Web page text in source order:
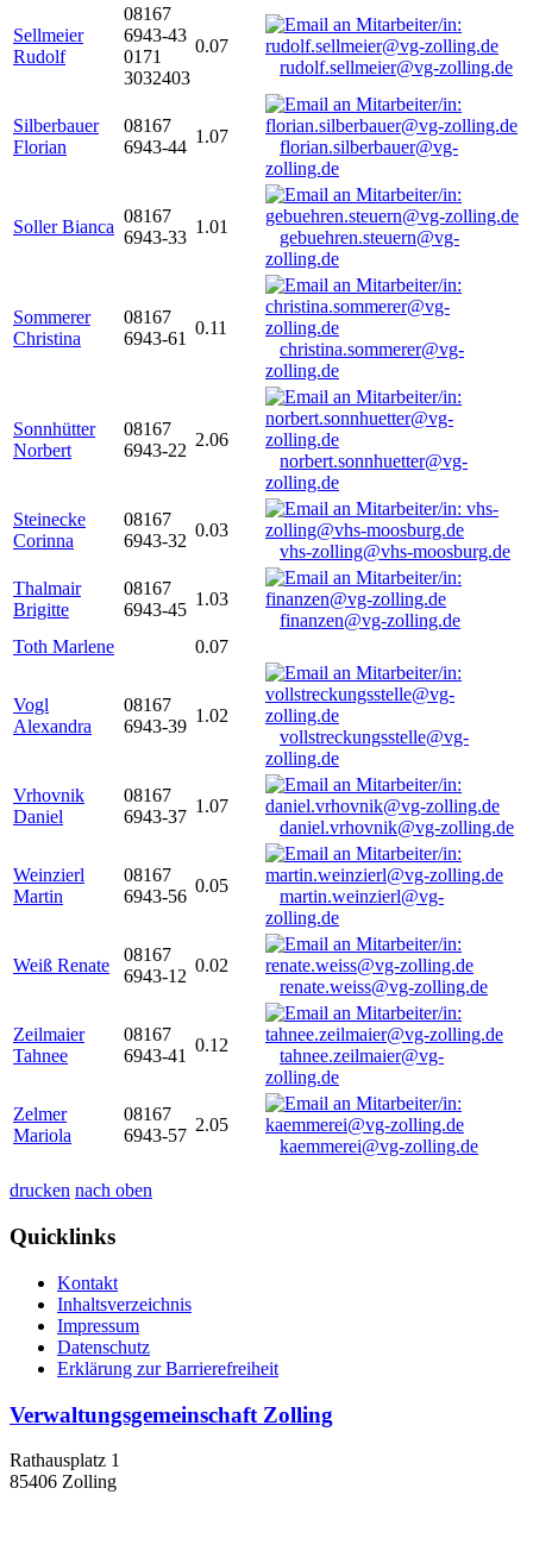
Sellmeier
Rudolf
08167
6943-43
0171
3032403
0.07
rudolf.sellmeier@vg-zolling.de
Silberbauer
Florian
08167
6943-44
1.07
florian.silberbauer@vg-
zolling.de
Soller Bianca
08167
6943-33
1.01
gebuehren.steuern@vg-
zolling.de
Sommerer
Christina
08167
6943-61
0.11
christina.sommerer@vg-
zolling.de
Sonnhütter
Norbert
08167
6943-22
2.06
norbert.sonnhuetter@vg-
zolling.de
Steinecke
Corinna
08167
6943-32
0.03
vhs-zolling@vhs-moosburg.de
Thalmair
Brigitte
08167
6943-45
1.03
finanzen@vg-zolling.de
Toth Marlene
0.07
Vogl
Alexandra
08167
6943-39
1.02
vollstreckungsstelle@vg-
zolling.de
Vrhovnik
Daniel
08167
6943-37
1.07
daniel.vrhovnik@vg-zolling.de
Weinzierl
Martin
08167
6943-56
0.05
martin.weinzierl@vg-
zolling.de
Weiß Renate
08167
6943-12
0.02
renate.weiss@vg-zolling.de
Zeilmaier
Tahnee
08167
6943-41
0.12
tahnee.zeilmaier@vg-
zolling.de
Zelmer
Mariola
08167
6943-57
2.05
kaemmerei@vg-zolling.de
drucken nach oben
Quicklinks
Kontakt
Inhaltsverzeichnis
Impressum
Datenschutz
Erklärung zur Barrierefreiheit
Verwaltungsgemeinschaft Zolling
Rathausplatz 1
85406 Zolling